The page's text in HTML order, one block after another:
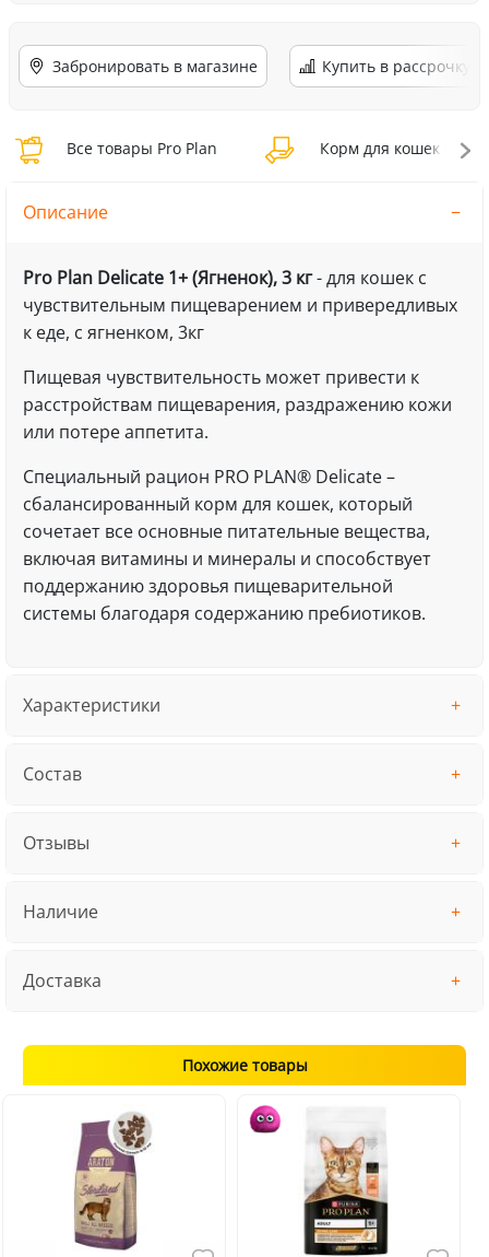
Забронировать в магазине Купить в рассрочку
Все товары Pro Plan Корм для кошек Pro
Описание
Pro Plan Delicate 1+ (Ягненок), 3 кг- для кошек с
чувствительным пищеварением и привередливых
к еде, с ягненком, 3кг
Пищевая чувствительность может привести к
расстройствам пищеварения, раздражению кожи
или потере аппетита.
Специальный рацион PRO PLAN® Delicate –
сбалансированный корм для кошек, который
сочетает все основные питательные вещества,
включая витамины и минералы и способствует
поддержанию здоровья пищеварительной
системы благодаря содержанию пребиотиков.
Характеристики
Состав
Отзывы
Наличие
Доставка
Похожие товары